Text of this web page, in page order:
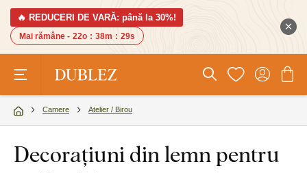
🔥 REDUCERI DE VARĂ: până la 30%!
Mai rămâne - 22o : 38m : 28s
Camere Atelier / Birou
Decorațiuni din lemn pentru